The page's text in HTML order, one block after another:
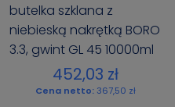
butelka szklana z
niebieską nakrętką BORO
3.3, gwint GL 45 10000ml
BIOSENS452,03 zł
Cena netto: 367,50 zł